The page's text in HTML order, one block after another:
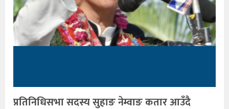
प्रतिनिधिसभा सदस्य सुहाङ नेम्वाङ कतार आउँदै